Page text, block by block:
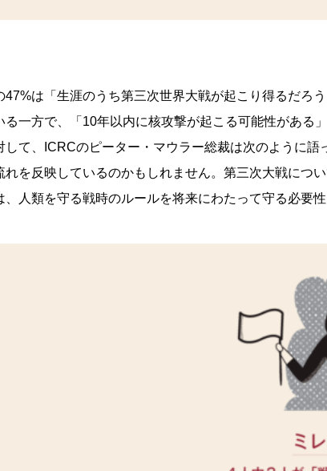
47%は「生涯のうち第三次世界大戦が起こり得るだろ
る一方で、「10年以内に核攻撃が起こる可能性がある
して、ICRCのピーター・マウラー総裁は次のように
れを反映しているのかもしれません。第三次大戦につ
、人類を守る戦時のルールを将来にわたって守る必要